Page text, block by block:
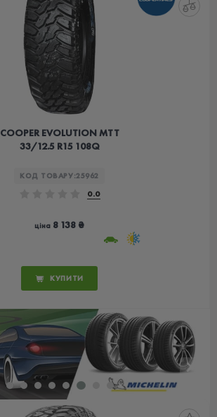
COOPER EVOLUTION MTT
33/12.5 R15 108Q
КОД ТОВАРУ:25962
0.0
ціна 8 138 ₴
КУПИТИ